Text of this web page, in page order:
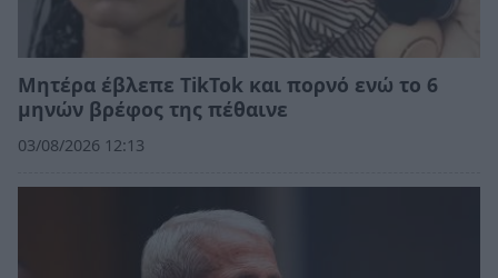
Μητέρα έβλεπε TikTok και πορνό ενώ το 6
μηνών βρέφος της πέθαινε
03/08/2026 12:13